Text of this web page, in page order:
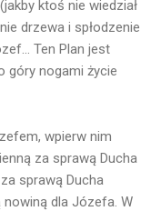
ktoś nie wiedział
drzewa i spłodzenie
Ten Plan jest
góry nogami życie
wpierw nim
za sprawą Ducha
sprawą Ducha
nowiną dla Józefa. W